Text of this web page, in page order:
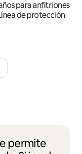
para anfitriones
de protección
permite